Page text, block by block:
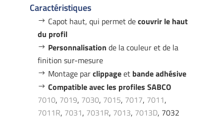
Caractéristiques
Capot haut, qui permet decouvrir le haut
du profil
Personnalisation de la couleur et de la
finition sur-mesure
Montage parclippageet bande adhésive
Compatible avec les profiles SABCO
7010, 7019, 7030, 7015, 7017, 7011,
7011R, 7031, 7031R, 7013, 7013D, 7032